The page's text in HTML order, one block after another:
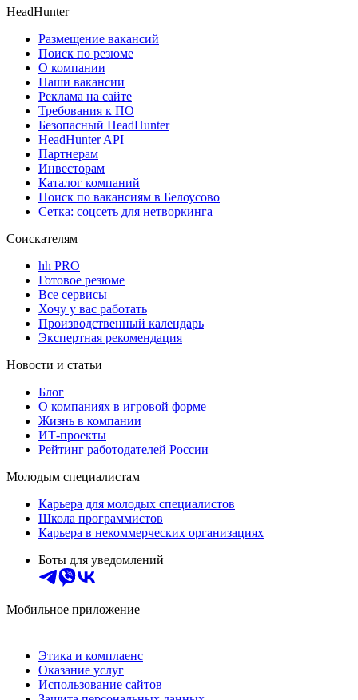
HeadHunter
Размещение вакансий
Поиск по резюме
О компании
Наши вакансии
Реклама на сайте
Требования к ПО
Безопасный HeadHunter
HeadHunter API
Партнерам
Инвесторам
Каталог компаний
Поиск по вакансиям в Белоусово
Сетка: соцсеть для нетворкинга
Соискателям
hh PRO
Готовое резюме
Все сервисы
Хочу у вас работать
Производственный календарь
Экспертная рекомендация
Новости и статьи
Блог
О компаниях в игровой форме
Жизнь в компании
ИТ-проекты
Рейтинг работодателей России
Молодым специалистам
Карьера для молодых специалистов
Школа программистов
Карьера в некоммерческих организациях
Боты для уведомлений
Мобильное приложение
Этика и комплаенс
Оказание услуг
Использование сайтов